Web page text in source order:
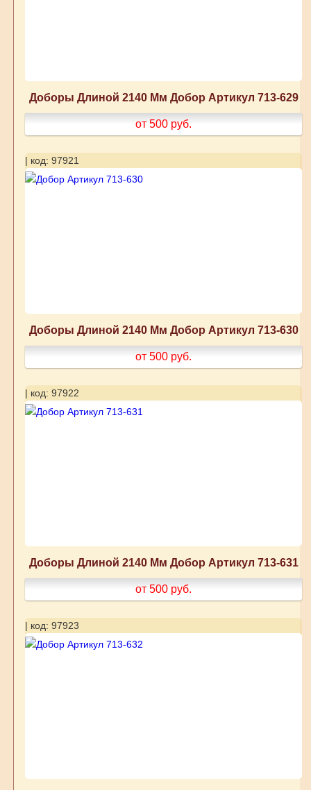
Доборы Длиной 2140 Мм Добор Артикул 713-629
от 500 руб.
| код: 97921
Доборы Длиной 2140 Мм Добор Артикул 713-630
от 500 руб.
| код: 97922
Доборы Длиной 2140 Мм Добор Артикул 713-631
от 500 руб.
| код: 97923